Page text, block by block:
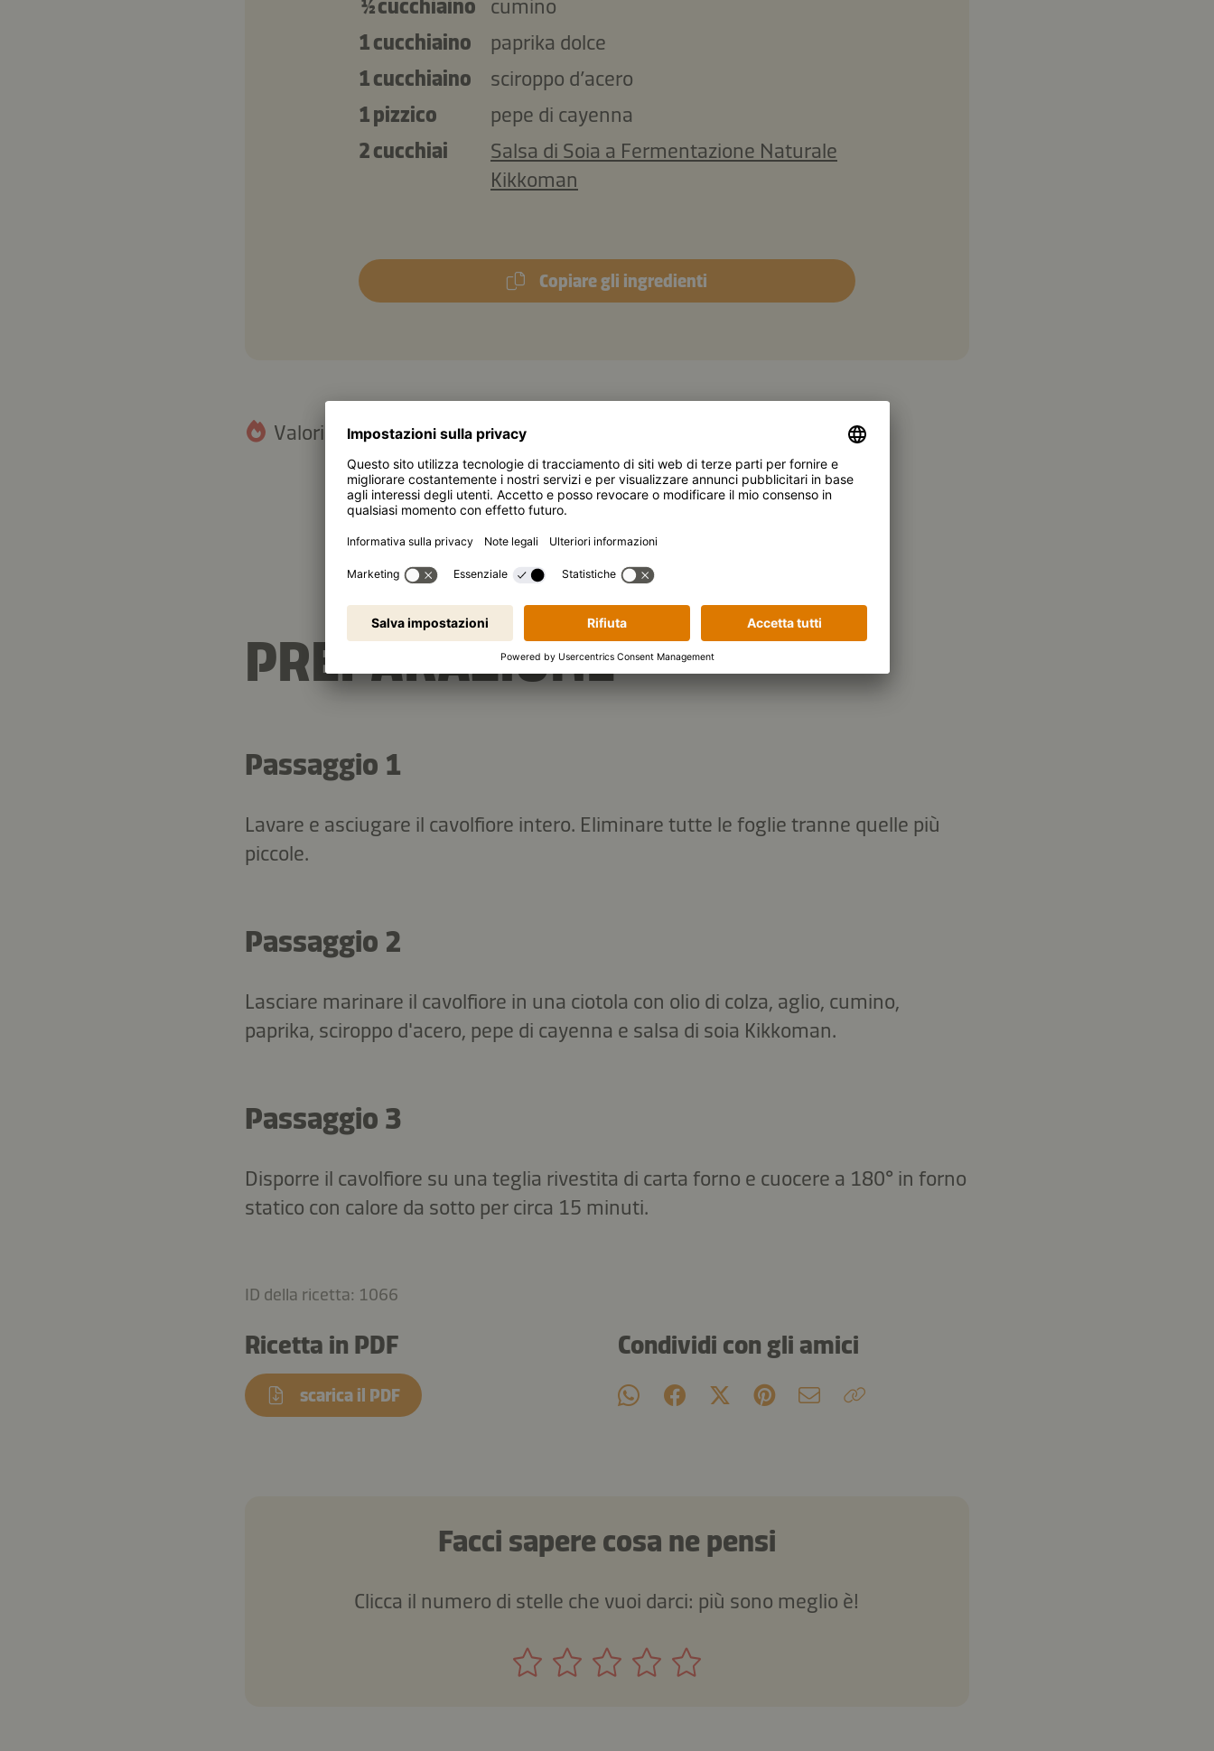
½ cucchiaino
cumino
1 cucchiaino
paprika dolce
1 cucchiaino
sciroppo d’acero
1 pizzico
pepe di cayenna
2 cucchiai
Salsa di Soia a Fermentazione Naturale
Kikkoman
Copiare gli ingredienti
Valori nutrizionali (per porzione):
12,5 g
Grassi
4 g
Proteine
4,2 g
Carboidrati
PREPARAZIONE
Passaggio 1
Lavare e asciugare il cavolfiore intero. Eliminare tutte le foglie tranne quelle più
piccole.
Passaggio 2
Lasciare marinare il cavolfiore in una ciotola con olio di colza, aglio, cumino,
paprika, sciroppo d'acero, pepe di cayenna e salsa di soia Kikkoman.
Passaggio 3
Disporre il cavolfiore su una teglia rivestita di carta forno e cuocere a 180° in forno
statico con calore da sotto per circa 15 minuti.
ID della ricetta: 1066
Ricetta in PDF
scarica il PDF
Condividi con gli amici
Facci sapere cosa ne pensi
Clicca il numero di stelle che vuoi darci: più sono meglio è!